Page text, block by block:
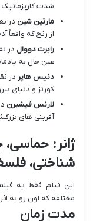
شدت
مارتین شین در
از رنج که واقعاً
رابرت دووال در
عین حال به
دنیس هاپر در
کورتز و دنیای
لارنس فیشبرن
آفرینی های
ژانر: حماسی،
شناختی،
این فیلم فقط یه
مختلفه که اون رو به
مدت زمان